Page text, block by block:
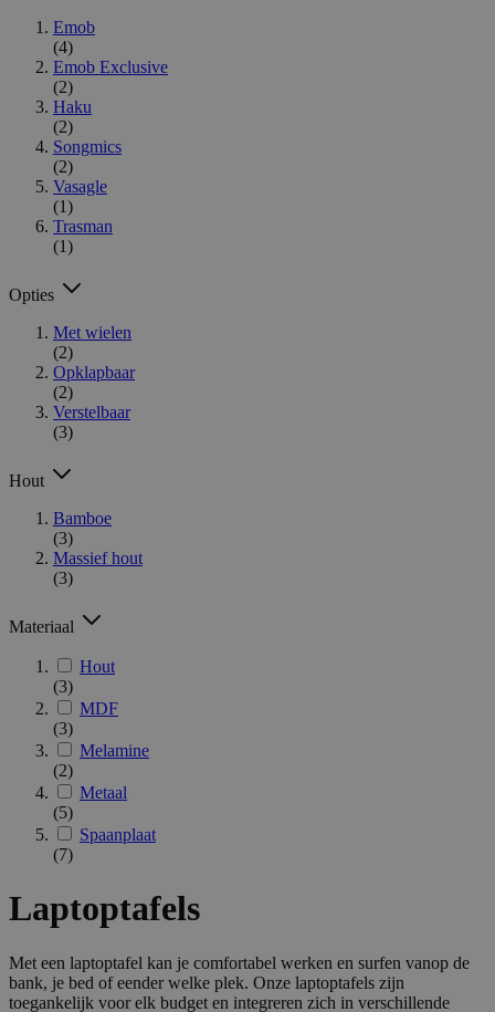
Emob
(4)
Emob Exclusive
(2)
Haku
(2)
Songmics
(2)
Vasagle
(1)
Trasman
(1)
Opties
Met wielen
(2)
Opklapbaar
(2)
Verstelbaar
(3)
Hout
Bamboe
(3)
Massief hout
(3)
Materiaal
Hout
(3)
MDF
(3)
Melamine
(2)
Metaal
(5)
Spaanplaat
(7)
Laptoptafels
Met een laptoptafel kan je comfortabel werken en surfen vanop de
bank, je bed of eender welke plek. Onze laptoptafels zijn
toegankelijk voor elk budget en integreren zich in verschillende